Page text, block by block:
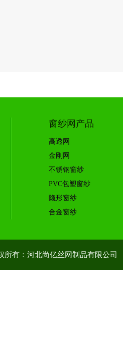
窗纱网产品
高透网
金刚网
不锈钢窗纱
PVC包塑窗纱
隐形窗纱
合金窗纱
所有：河北尚亿丝网制品有限公